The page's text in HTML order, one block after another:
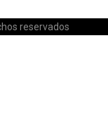
reservados